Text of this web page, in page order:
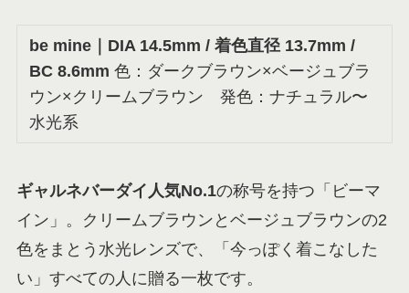
be mine ｜DIA 14.5mm / 着色直径 13.7mm /
BC 8.6mm 色：ダークブラウン×ベージュブラ
ウン×クリームブラウン 発色：ナチュラル〜
水光系
ギャルネバーダイ人気No.1の称号を持つ「ビーマ
イン」。クリームブラウンとベージュブラウンの2
色をまとう水光レンズで、「今っぽく着こなした
い」すべての人に贈る一枚です。